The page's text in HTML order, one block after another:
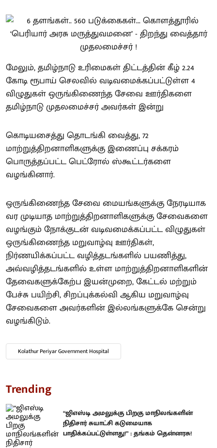
மேலும், தமிழ்நாடு உரிமைகள் திட்டத்தின் கீழ் 2.24
கோடி ரூபாய் செலவில் வடிவமைக்கப்பட்டுள்ள 4
விழுதுகள் ஒருங்கிணைந்த சேவை ஊர்திகளை
தமிழ்நாடு முதலமைச்சர் அவர்கள் இன்று
கொடியசைத்து தொடங்கி வைத்து, 72
மாற்றுத்திறனாளிகளுக்கு இணைப்பு சக்கரம்
பொருத்தப்பட்ட பெட்ரோல் ஸ்கூட்டர்களை
வழங்கினார்.
ஒருங்கிணைந்த சேவை மையங்களுக்கு நேரடியாக
வர முடியாத மாற்றுத்திறனாளிகளுக்கு சேவைகளை
வழங்கும் நோக்குடன் வடிவமைக்கப்பட்ட விழுதுகள்
ஒருங்கிணைந்த மறுவாழ்வு ஊர்திகள்,
நிர்ணயிக்கப்பட்ட வழித்தடங்களில் பயணித்து,
அவ்வழித்தடங்களில் உள்ள மாற்றுத்திறனாளிகளின்
தேவைகளுக்கேற்ப இயன்முறை, கேட்டல் மற்றும்
பேச்சு பயிற்சி, சிறப்புக்கல்வி ஆகிய மறுவாழ்வு
சேவைகளை அவர்களின் இல்லங்களுக்கே சென்று
வழங்கிடும்.
Kolathur Periyar Government Hospital
Trending
“ஜிஎஸ்டி அமலுக்கு பிறகு மாநிலங்களின்
நிதிசார் சுயாட்சி கடுமையாக
பாதிக்கப்பட்டுள்ளது!” : தங்கம் தென்னரசு!